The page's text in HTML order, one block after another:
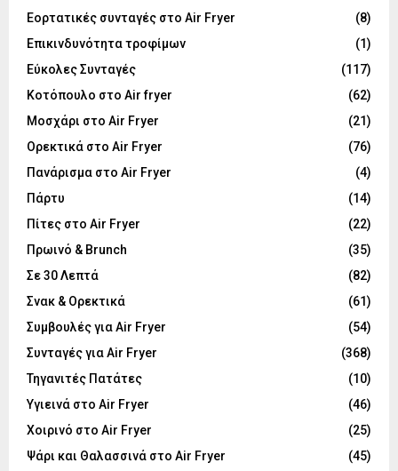
Εορτατικές συνταγές στο Air Fryer
(8)
Επικινδυνότητα τροφίμων
(1)
Εύκολες Συνταγές
(117)
Κοτόπουλο στο Air fryer
(62)
Μοσχάρι στο Air Fryer
(21)
Ορεκτικά στο Air Fryer
(76)
Πανάρισμα στο Air Fryer
(4)
Πάρτυ
(14)
Πίτες στο Air Fryer
(22)
Πρωινό & Brunch
(35)
Σε 30 Λεπτά
(82)
Σνακ & Ορεκτικά
(61)
Συμβουλές για Air Fryer
(54)
Συνταγές για Air Fryer
(368)
Τηγανιτές Πατάτες
(10)
Υγιεινά στο Air Fryer
(46)
Χοιρινό στο Air Fryer
(25)
Ψάρι και Θαλασσινά στο Air Fryer
(45)